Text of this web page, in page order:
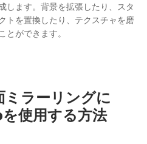
トを置換したり、テクスチャを磨
とができます。
使用する方法